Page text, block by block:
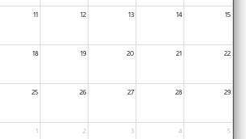
11 12 13 14 15
18 19 20 21 22
25 26 27 28 29
1 2 3 4 5